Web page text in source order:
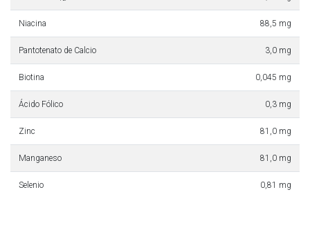
Niacina 88,5 mg
Pantotenato de Calcio 3,0 mg
Biotina 0,045 mg
Ácido Fólico 0,3 mg
Zinc 81,0 mg
Manganeso 81,0 mg
Selenio 0,81 mg